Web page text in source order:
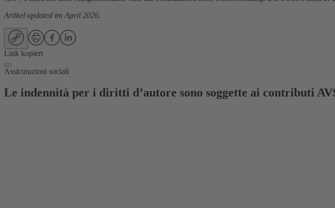
Artikel updated im April 2026.
Link kopiert
Assicurazioni sociali
Le indennità per i diritti d’autore sono soggette ai contributi